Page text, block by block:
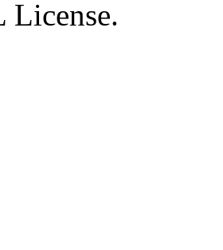
License.